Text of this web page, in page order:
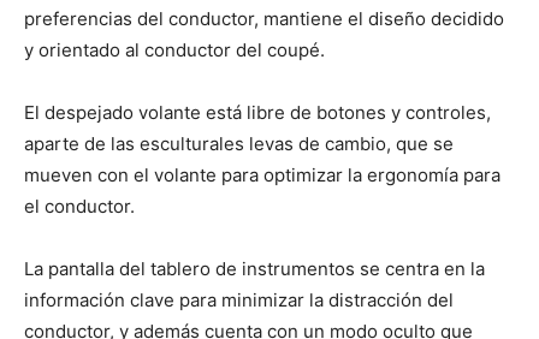
preferencias del conductor, mantiene el diseño decidido
y orientado al conductor del coupé.
El despejado volante está libre de botones y controles,
aparte de las esculturales levas de cambio, que se
mueven con el volante para optimizar la ergonomía para
el conductor.
La pantalla del tablero de instrumentos se centra en la
información clave para minimizar la distracción del
conductor, y además cuenta con un modo oculto que